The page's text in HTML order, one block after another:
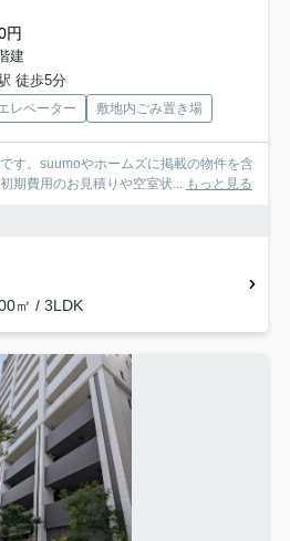
円
建
徒歩5分
レベーター 敷地内ごみ置き場
す。suumoやホームズに掲載の物件を含
期費用のお見積りや空室状... もっと見る
㎡ / 3LDK